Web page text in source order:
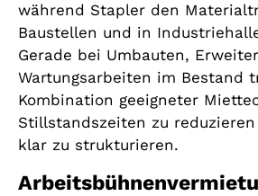
während Stapler den
Baustellen und in
Gerade bei Umbauten,
Wartungsarbeiten im Bestand
Kombination geeigneter
Stillstandszeiten zu reduzieren
klar zu strukturieren.